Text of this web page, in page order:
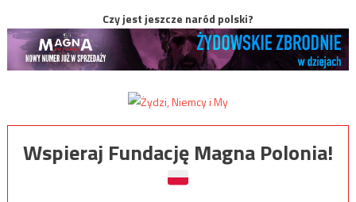
Czy jest jeszcze naród polski?
Wspieraj Fundację Magna Polonia!